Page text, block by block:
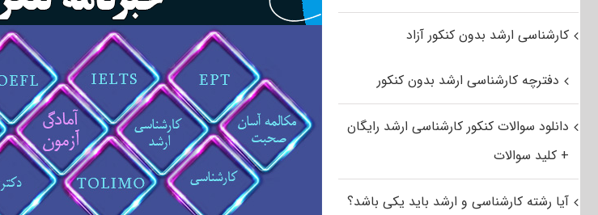
کارشناسی ارشد بدون کنکور آزاد
دفترچه کارشناسی ارشد بدون کنکور
دانلود سوالات کنکور کارشناسی ارشد رایگان
+ کلید سوالات
آیا رشته کارشناسی و ارشد باید یکی باشد؟